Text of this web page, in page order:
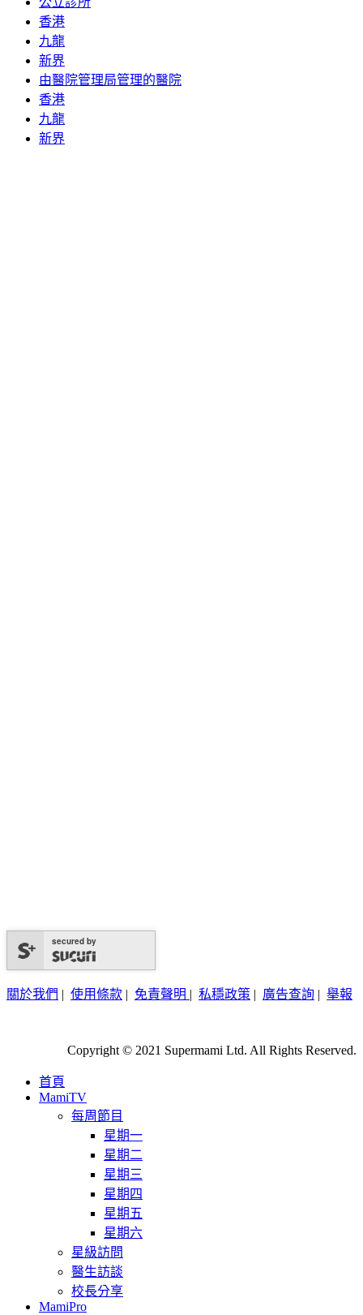
香港
九龍
新界
由醫院管理局管理的醫院
香港
九龍
新界
secured by
關於我們 | 使用條款 | 免責聲明 | 私穩政策 | 廣告查詢 | 舉報
Copyright © 2021 Supermami Ltd. All Rights Reserved.
首頁
MamiTV
每周節目
星期一
星期二
星期三
星期四
星期五
星期六
星級訪問
醫生訪談
校長分享
MamiPro